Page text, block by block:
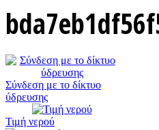
Σύνδεση με το δίκτυο
ύδρευσης
Τιμή νερού